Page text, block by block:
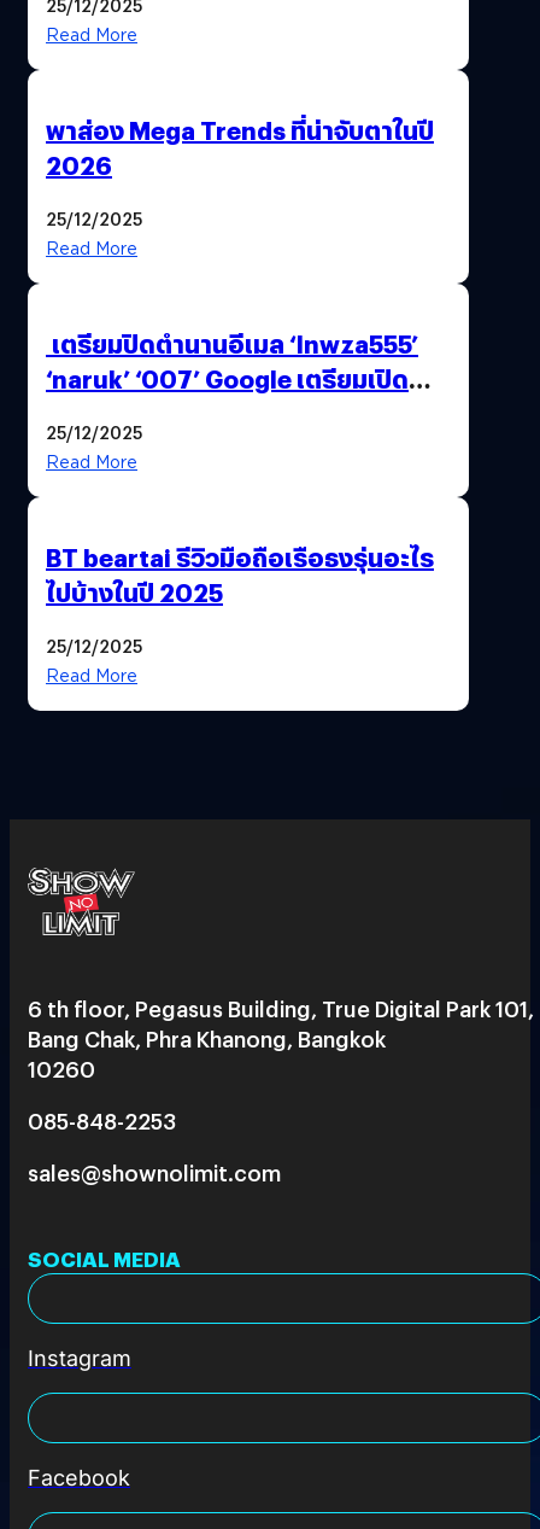
Read More
พาส่อง Mega Trends ที่น่าจับตาในปี
2026
25/12/2025
Read More
เตรียมปิดตำนานอีเมล ‘lnwza555’
‘naruk’ ‘007’ Google เตรียมเปิด
25/12/2025
Read More
BT beartai รีวิวมือถือเรือธงรุ่นอะไร
ไปบ้างในปี 2025
25/12/2025
Read More
6 th floor, Pegasus Building, True Digital Park 101,
Bang Chak, Phra Khanong, Bangkok
10260
085-848-2253
sales@shownolimit.com
SOCIAL MEDIA
Instagram
Facebook